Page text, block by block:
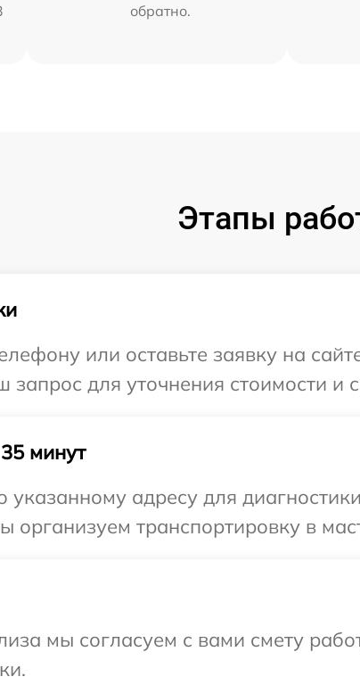
обратно.
Этапы
или оставьте заявку на
запрос для уточнения стоимости
минут
адресу для
организуем транспортировку в
мы согласуем с вами смету